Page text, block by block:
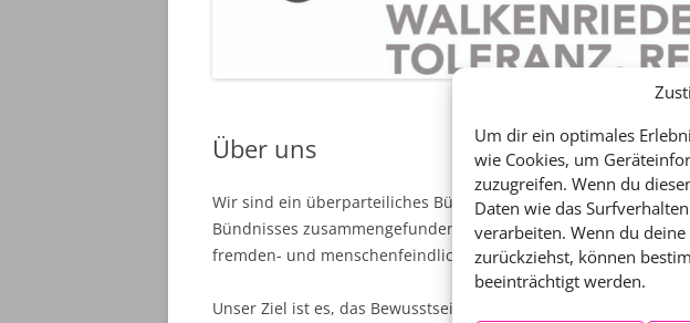
Um dir ein optimales
wie Cookies, um
zuzugreifen. Wenn du
Daten wie das
verarbeiten. Wenn du
zurückziehst, können
beeinträchtigt werden.
Über uns
Wir sind ein überparteiliches Bündnis, das im Sommer 2023
Bündnisses zusammengefunden, um sich fürToleranz,
fremden- und menschenfeindlichen Einstellungen in unserer
Unser Ziel ist es, das Bewusstsein für diese extremen